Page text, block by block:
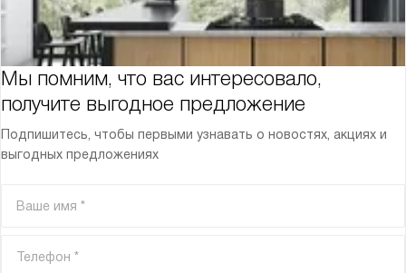
Мы помним, что вас интересовало,
получите выгодное предложение
Подпишитесь, чтобы первыми узнавать о новостях, акциях и
выгодных предложениях